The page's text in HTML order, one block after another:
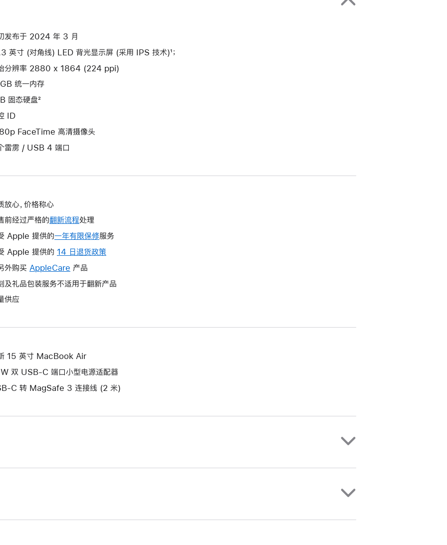
发布于 2024 年 3 月
英寸 (对角线) LED 背光显示屏 (采用 IPS 技术)¹；
分辨率 2880 x 1864 (224 ppi)
统一内存
固态硬盘²
ID
FaceTime 高清摄像头
雷雳 / USB 4 端口
放心，价格称心
前经过严格的翻新流程处理
Apple 提供的一年有限保修此
操
打
服务
Apple 提供的 14 日退货政策
将
新
外购买 AppleCare 此
操
开
的
窗
产品
及礼品包装服务不适用于翻新产品
供应
15 英寸 MacBook Air
双 USB-C 端口小型电源适配器
C 转 MagSafe 3 连接线 (2 米)